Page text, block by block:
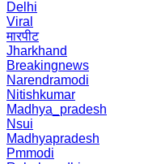
Delhi
Viral
मारपीट
Jharkhand
Breakingnews
Narendramodi
Nitishkumar
Madhya_pradesh
Nsui
Madhyapradesh
Pmmodi